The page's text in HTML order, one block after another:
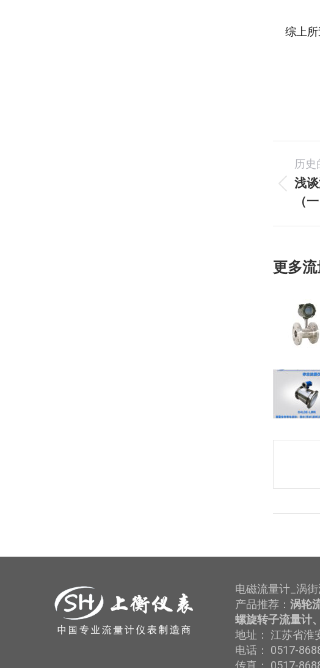
综上所
章
航
历史
历
史
的
章：
浅
（一
更多
电磁流量计_涡
产品推荐： 涡轮
螺旋转子流量计
地址： 江苏省
电话： 0517-
传真： 0517-